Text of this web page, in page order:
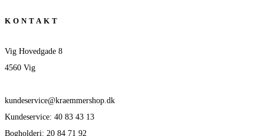
KONTAKT
Vig Hovedgade 8
4560 Vig
kundeservice@kraemmershop.dk
Kundeservice: 40 83 43 13
Bogholderi: 20 84 71 92